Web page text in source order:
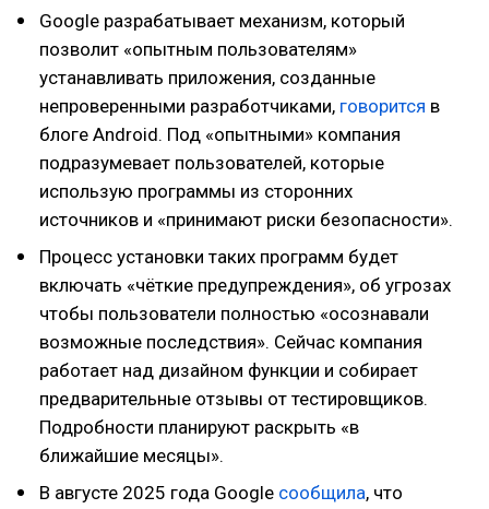
Google разрабатывает механизм, который
позволит «опытным пользователям»
устанавливать приложения, созданные
непроверенными разработчиками, говорится в
блоге Android. Под «опытными» компания
подразумевает пользователей, которые
использую программы из сторонних
источников и «принимают риски безопасности».
Процесс установки таких программ будет
включать «чёткие предупреждения», об угрозах
чтобы пользователи полностью «осознавали
возможные последствия». Сейчас компания
работает над дизайном функции и собирает
предварительные отзывы от тестировщиков.
Подробности планируют раскрыть «в
ближайшие месяцы».
В августе 2025 года Google сообщила, что